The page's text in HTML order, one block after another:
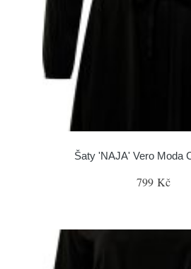
Šaty 'NAJA' Vero Moda
799 Kč